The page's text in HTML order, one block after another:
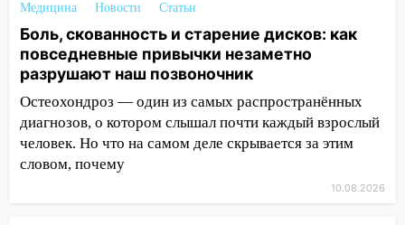
20:20
области: разгул стихии, поиски
человека на Волге и транспортный
коллапс
19:43 Из-за ураганного ветра упали
деревья в парке «Победы»
18:00 Пепелище на Балтийской: в
Медицина Новости Статьи
Боль, скованность и старение дисков: как
повседневные привычки незаметно
разрушают наш позвоночник
Остеохондроз — один из самых распространённых
диагнозов, о котором слышал почти каждый взрослый
человек. Но что на самом деле скрывается за этим
словом, почему
10.08.2026